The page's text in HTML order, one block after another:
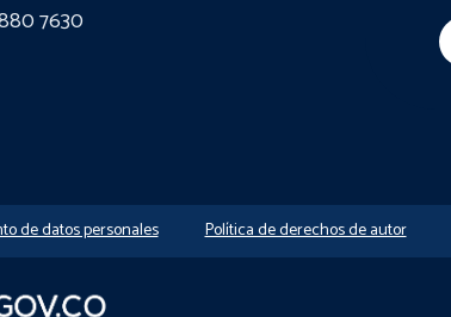
7630
de datos personales Política de derechos de autor